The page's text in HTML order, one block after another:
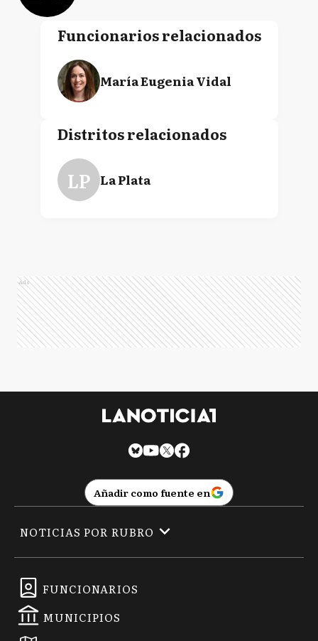
Funcionarios relacionados
María Eugenia Vidal
Distritos relacionados
LP La Plata
Ads
Añadir como fuente en
FUNCIONARIOS
MUNICIPIOS
NOTICIAS POR RUBRO